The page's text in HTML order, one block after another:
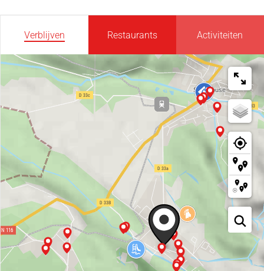
Verblijven Restaurants Activiteiten